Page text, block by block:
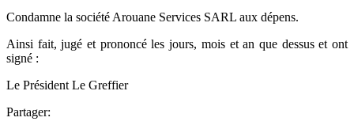
Condamne la société Arouane Services SARL aux dépens.
Ainsi fait, jugé et prononcé les jours, mois et an que dessus et ont
signé :
Le Président Le Greffier
Partager: